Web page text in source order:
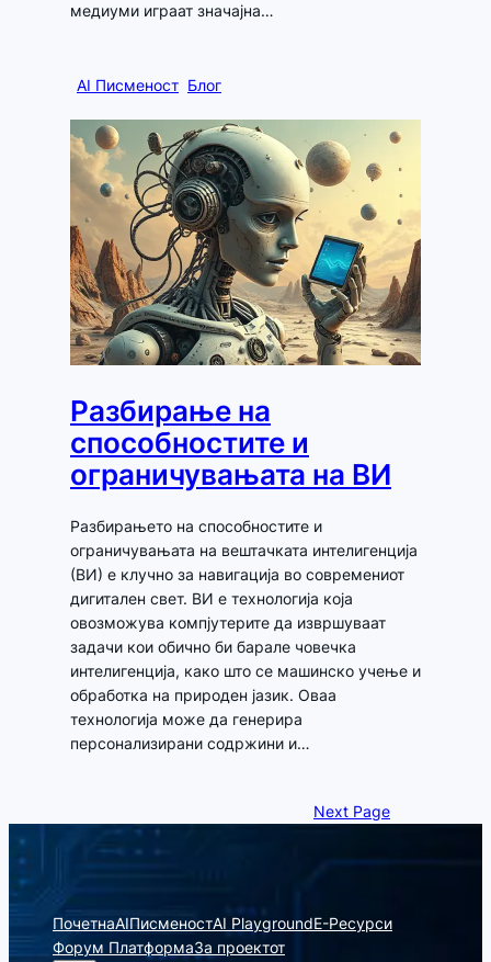
медиуми играат значајна…
AI Писменост Блог
Разбирање на
способностите и
ограничувањата на ВИ
Разбирањето на способностите и
ограничувањата на вештачката интелигенција
(ВИ) е клучно за навигација во современиот
дигитален свет. ВИ е технологија која
овозможува компјутерите да извршуваат
задачи кои обично би барале човечка
интелигенција, како што се машинско учење и
обработка на природен јазик. Оваа
технологија може да генерира
персонализирани содржини и…
Next Page
ПочетнаAIПисменостAI PlaygroundЕ-Ресурси
Форум ПлатформаЗа проектот